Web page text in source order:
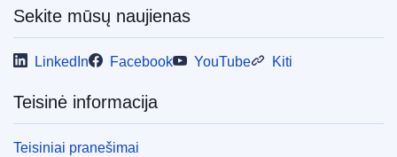
Sekite mūsų naujienas
LinkedIn Facebook YouTube Kiti
Teisinė informacija
Teisiniai pranešimai